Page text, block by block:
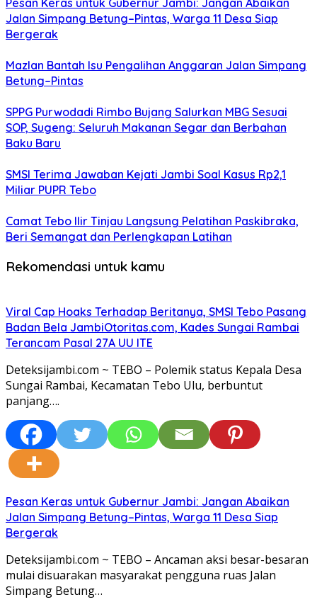
Pesan Keras untuk Gubernur Jambi: Jangan Abaikan
Jalan Simpang Betung–Pintas, Warga 11 Desa Siap
Bergerak
Mazlan Bantah Isu Pengalihan Anggaran Jalan Simpang
Betung–Pintas
SPPG Purwodadi Rimbo Bujang Salurkan MBG Sesuai
SOP, Sugeng: Seluruh Makanan Segar dan Berbahan
Baku Baru
SMSI Terima Jawaban Kejati Jambi Soal Kasus Rp2,1
Miliar PUPR Tebo
Camat Tebo Ilir Tinjau Langsung Pelatihan Paskibraka,
Beri Semangat dan Perlengkapan Latihan
Rekomendasi untuk kamu
Viral Cap Hoaks Terhadap Beritanya, SMSI Tebo Pasang
Badan Bela JambiOtoritas.com, Kades Sungai Rambai
Terancam Pasal 27A UU ITE
Deteksijambi.com ~ TEBO – Polemik status Kepala Desa
Sungai Rambai, Kecamatan Tebo Ulu, berbuntut
panjang….
Pesan Keras untuk Gubernur Jambi: Jangan Abaikan
Jalan Simpang Betung–Pintas, Warga 11 Desa Siap
Bergerak
Deteksijambi.com ~ TEBO – Ancaman aksi besar-besaran
mulai disuarakan masyarakat pengguna ruas Jalan
Simpang Betung…